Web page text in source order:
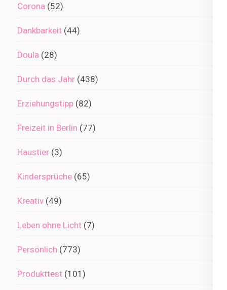
Corona (52)
Dankbarkeit (44)
Doula (28)
Durch das Jahr (438)
Erziehungstipp (82)
Freizeit in Berlin (77)
Haustier (3)
Kindersprüche (65)
Kreativ (49)
Leben ohne Licht (7)
Persönlich (773)
Produkttest (101)